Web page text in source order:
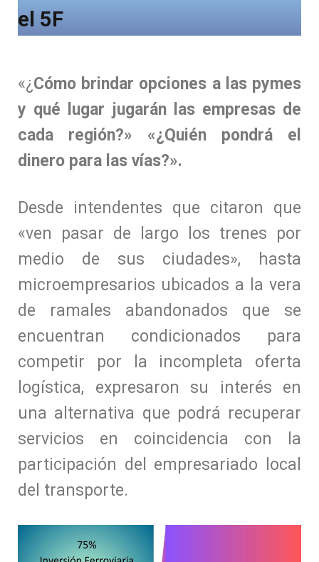
el 5F
«¿Cómo brindar opciones a las pymes
y qué lugar jugarán las empresas de
cada región?» «¿Quién pondrá el
dinero para las vías?».
Desde intendentes que citaron que
«ven pasar de largo los trenes por
medio de sus ciudades», hasta
microempresarios ubicados a la vera
de ramales abandonados que se
encuentran condicionados para
competir por la incompleta oferta
logística, expresaron su interés en
una alternativa que podrá recuperar
servicios en coincidencia con la
participación del empresariado local
del transporte.